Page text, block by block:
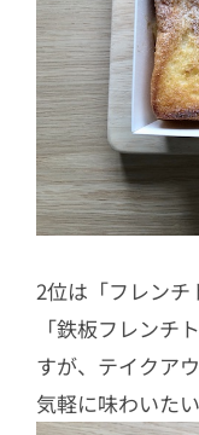
2位は「フレンチ
「鉄板フレンチ
すが、テイクア
気軽に味わいた